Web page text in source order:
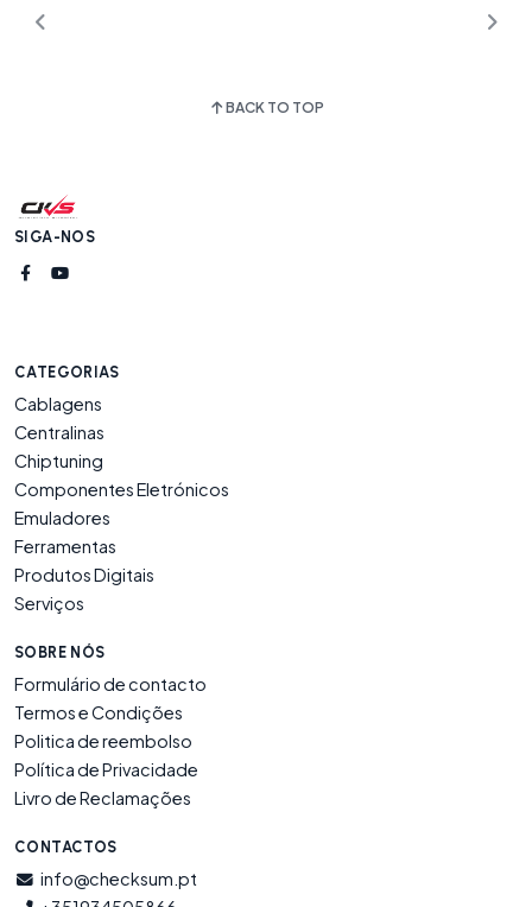
BACK TO TOP
SIGA-NOS
CATEGORIAS
Cablagens
Centralinas
Chiptuning
Componentes Eletrónicos
Emuladores
Ferramentas
Produtos Digitais
Serviços
SOBRE NÓS
Formulário de contacto
Termos e Condições
Politica de reembolso
Política de Privacidade
Livro de Reclamações
CONTACTOS
info@checksum.pt